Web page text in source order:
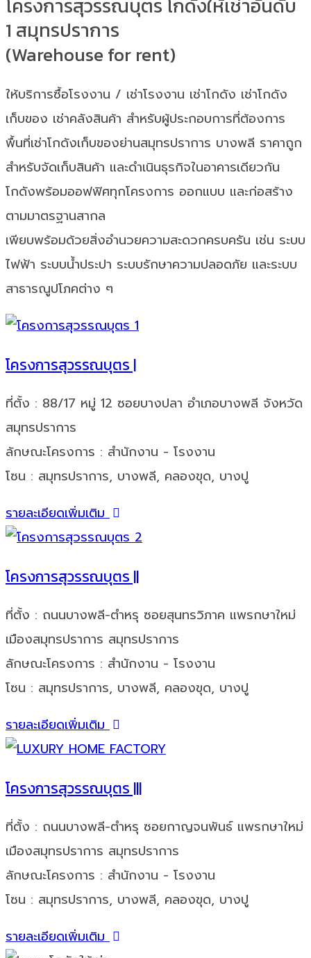
โครงการสุวรรณบุตร โกดังให้เช่าอันดับ
1 สมุทรปราการ
(Warehouse for rent)
ให้บริการซื้อโรงงาน / เช่าโรงงาน เช่าโกดัง เช่าโกดัง
เก็บของ เช่าคลังสินค้า สำหรับผู้ประกอบการที่ต้องการ
พื้นที่เช่าโกดังเก็บของย่านสมุทรปราการ บางพลี ราคาถูก
สำหรับจัดเก็บสินค้า และดำเนินธุรกิจในอาคารเดียวกัน
โกดังพร้อมออฟฟิศทุกโครงการ ออกแบบ และก่อสร้าง
ตามมาตรฐานสากล
เพียบพร้อมด้วยสิ่งอำนวยความสะดวกครบครัน เช่น ระบบ
ไฟฟ้า ระบบน้ำประปา ระบบรักษาความปลอดภัย และระบบ
สาธารณูปโภคต่าง ๆ
โครงการสุวรรณบุตร |
ที่ตั้ง : 88/17 หมู่ 12 ซอยบางปลา อำเภอบางพลี จังหวัด
สมุทรปราการ
ลักษณะโครงการ : สำนักงาน - โรงงาน
โซน : สมุทรปราการ, บางพลี, คลองขุด, บางปู
รายละเอียดเพิ่มเติม
โครงการสุวรรณบุตร ||
ที่ตั้ง : ถนนบางพลี-ตำหรุ ซอยสุนทรวิภาค แพรกษาใหม่
เมืองสมุทรปราการ สมุทรปราการ
ลักษณะโครงการ : สำนักงาน - โรงงาน
โซน : สมุทรปราการ, บางพลี, คลองขุด, บางปู
รายละเอียดเพิ่มเติม
โครงการสุวรรณบุตร |||
ที่ตั้ง : ถนนบางพลี-ตำหรุ ซอยกาญจนพันธ์ แพรกษาใหม่
เมืองสมุทรปราการ สมุทรปราการ
ลักษณะโครงการ : สำนักงาน - โรงงาน
โซน : สมุทรปราการ, บางพลี, คลองขุด, บางปู
รายละเอียดเพิ่มเติม